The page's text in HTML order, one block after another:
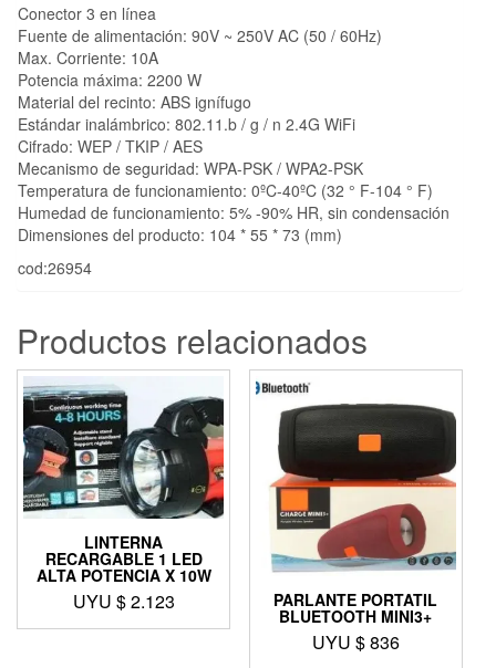
Conector 3 en línea
Fuente de alimentación: 90V ~ 250V AC (50 / 60Hz)
Max. Corriente: 10A
Potencia máxima: 2200 W
Material del recinto: ABS ignífugo
Estándar inalámbrico: 802.11.b / g / n 2.4G WiFi
Cifrado: WEP / TKIP / AES
Mecanismo de seguridad: WPA-PSK / WPA2-PSK
Temperatura de funcionamiento: 0ºC-40ºC (32 ° F-104 ° F)
Humedad de funcionamiento: 5% -90% HR, sin condensación
Dimensiones del producto: 104 * 55 * 73 (mm)
cod:26954
Productos relacionados
LINTERNA
RECARGABLE 1 LED
ALTA POTENCIA X 10W
UYU $2.123 PARLANTE PORTATIL
BLUETOOTH MINI3+
UYU $836